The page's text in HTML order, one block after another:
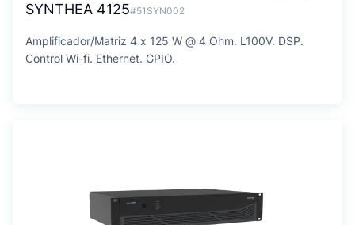
SYNTHEA 4125#51SYN002
Amplificador/Matriz 4 x 125 W @ 4 Ohm. L100V. DSP.
Control Wi-fi. Ethernet. GPIO.